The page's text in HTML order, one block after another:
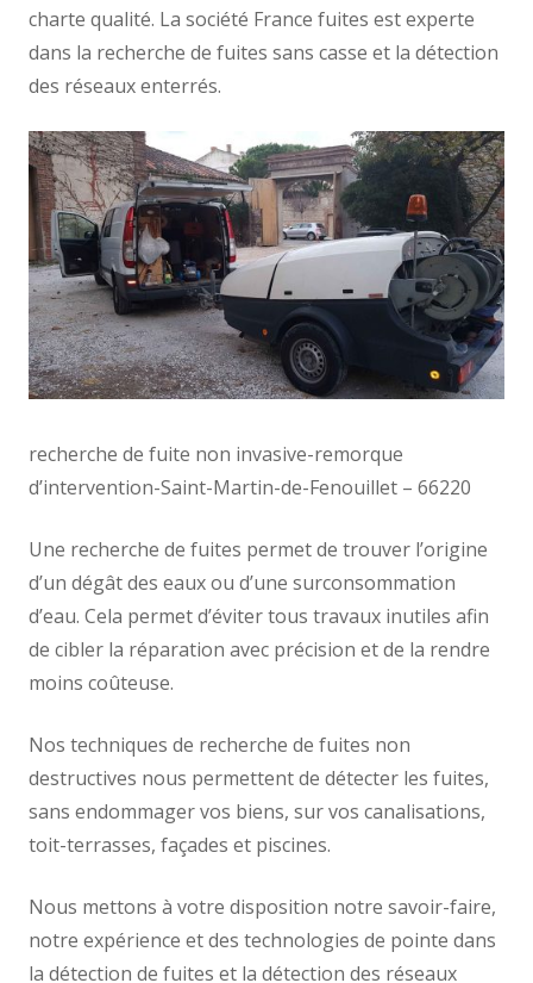
charte qualité. La société France fuites est experte
dans la recherche de fuites sans casse et la détection
des réseaux enterrés.
recherche de fuite non invasive-remorque
d’intervention-Saint-Martin-de-Fenouillet – 66220
Une recherche de fuites permet de trouver l’origine
d’un dégât des eaux ou d’une surconsommation
d’eau. Cela permet d’éviter tous travaux inutiles afin
de cibler la réparation avec précision et de la rendre
moins coûteuse.
Nos techniques de recherche de fuites non
destructives nous permettent de détecter les fuites,
sans endommager vos biens, sur vos canalisations,
toit-terrasses, façades et piscines.
Nous mettons à votre disposition notre savoir-faire,
notre expérience et des technologies de pointe dans
la détection de fuites et la détection des réseaux